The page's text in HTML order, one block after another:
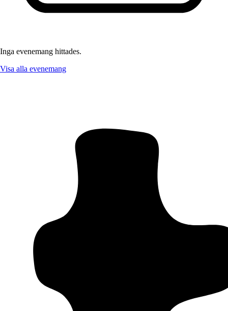
Inga evenemang hittades.
Visa alla evenemang